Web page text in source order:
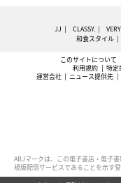
JJ CLASSY. VERY
和食スタイル
このサイトについて
利用規約
特定
運営会社
ニュース提供先
ABJマークは、この電子書店・電子
規版配信サービスであることを示す